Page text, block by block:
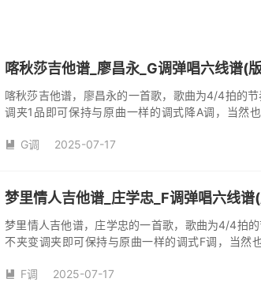
喀秋莎吉他谱_廖昌永_G调弹唱六线谱(
喀秋莎吉他谱，廖昌永的一首歌，歌曲为4/4拍的
调夹1品即可保持与原曲一样的调式降A调，当然
 G调 2025-07-17
梦里情人吉他谱_庄学忠_F调弹唱六线谱
梦里情人吉他谱，庄学忠的一首歌，歌曲为4/4拍
不夹变调夹即可保持与原曲一样的调式F调，当然
人》是由庄学忠演唱的一首经典歌曲。本吉他谱根
 F调 2025-07-17